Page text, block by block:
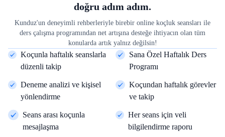
doğru adım adım.
Kunduz'un deneyimli rehberleriyle birebir online koçluk seansları ile
ders çalışma programından net artışına desteğe ihtiyacın olan tüm
konularda artık yalnız değilsin!
Koçunla haftalık seanslarla
düzenli takip
Sana Özel Haftalık Ders
Programı
Deneme analizi ve kişisel
yönlendirme
Koçundan haftalık görevler
ve takip
Seans arası koçunla
mesajlaşma
Her seans için veli
bilgilendirme raporu